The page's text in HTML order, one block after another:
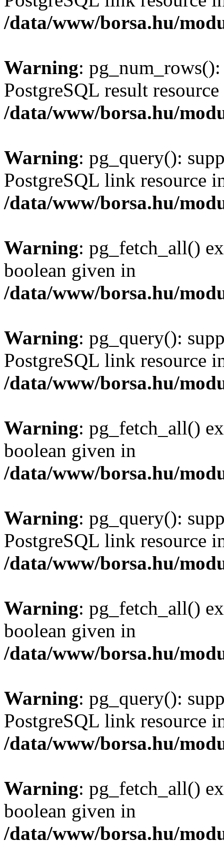
/data/www/borsa.hu/
Warning:
PostgreSQL result
/data/www/borsa.hu/
Warning: pg_query():
PostgreSQL link resource
/data/www/borsa.hu/
Warning: pg_fetch_all()
boolean given in
/data/www/borsa.hu/
Warning: pg_query():
PostgreSQL link resource
/data/www/borsa.hu/
Warning: pg_fetch_all()
boolean given in
/data/www/borsa.hu/
Warning: pg_query():
PostgreSQL link resource
/data/www/borsa.hu/
Warning: pg_fetch_all()
boolean given in
/data/www/borsa.hu/
Warning: pg_query():
PostgreSQL link resource
/data/www/borsa.hu/
Warning: pg_fetch_all()
boolean given in
/data/www/borsa.hu/